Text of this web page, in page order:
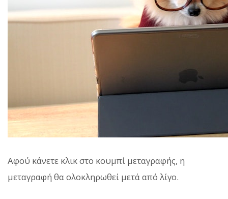
Αφού κάνετε κλικ στο κουμπί μεταγραφής, η
μεταγραφή θα ολοκληρωθεί μετά από λίγο.